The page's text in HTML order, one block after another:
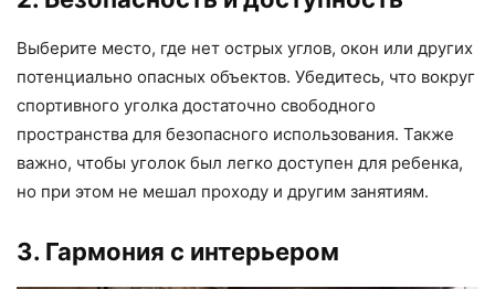
Выберите место, где нет острых углов, окон или других
потенциально опасных объектов. Убедитесь, что вокруг
спортивного уголка достаточно свободного
пространства для безопасного использования. Также
важно, чтобы уголок был легко доступен для ребенка,
но при этом не мешал проходу и другим занятиям.
3. Гармония с интерьером